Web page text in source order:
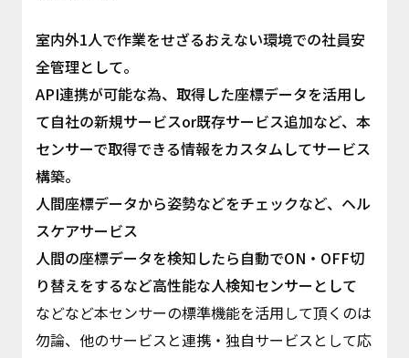
室内外1人で作業をせざるおえない環境での社員安
全管理として。
API連携が可能な為、取得した座標データを活用し
て自社の新規サービスor既存サービス追加など、本
センサーで取得できる情報をカスタムしてサービス
構築。
人間座標データから姿勢などをチェックなど、ヘル
スケアサービス
人間の座標データを検知したら自動でON・OFF切
り替えをするなど高性能な人検知センサーとして
などなど本センサーの標準機能を活用して頂くのは
勿論、他のサービスと連携・独自サービスとして応